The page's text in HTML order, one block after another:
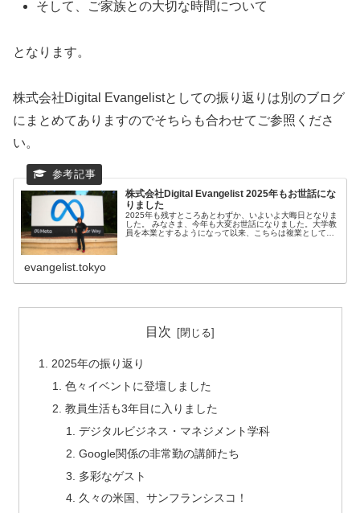
そして、ご家族との大切な時間について
となります。
株式会社Digital Evangelistとしての振り返りは別のブログ
にまとめてありますのでそちらも合わせてご参照くださ
い。
株式会社Digital Evangelist 2025年もお世話にな
りました
2025年も残すところあとわずか、いよいよ大晦日となりま
した。 みなさま、今年も大変お世話になりました。大学教
員を本業とするようになって以来、こちらは複業としての
evangelist.tokyo
目次
2025年の振り返り
色々イベントに登壇しました
教員生活も3年目に入りました
デジタルビジネス・マネジメント学科
Google関係の非常勤の講師たち
多彩なゲスト
久々の米国、サンフランシスコ！